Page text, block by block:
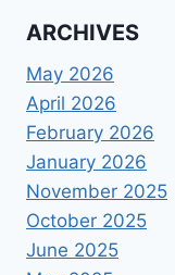
ARCHIVES
May 2026
April 2026
February 2026
January 2026
November 2025
October 2025
June 2025